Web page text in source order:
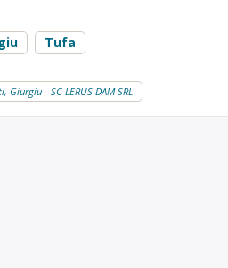
Tufa
- SC LERUS DAM SRL